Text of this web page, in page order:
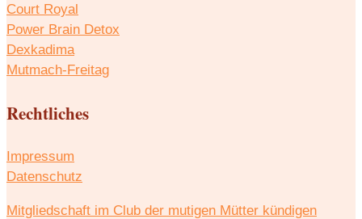
Court Royal
Power Brain Detox
Dexkadima
Mutmach-Freitag
Rechtliches
Impressum
Datenschutz
Mitgliedschaft im Club der mutigen Mütter kündigen